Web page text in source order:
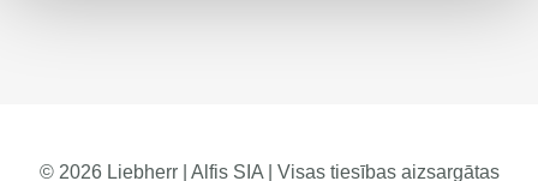
© 2026 Liebherr | Alfis SIA | Visas tiesības aizsargātas